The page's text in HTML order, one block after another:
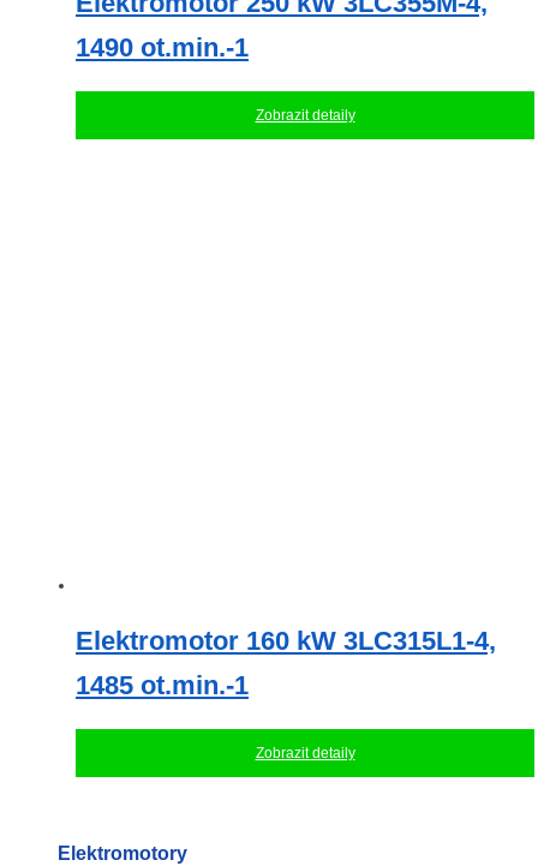
1490 ot.min.-1
Zobrazit detaily
Elektromotor 160 kW 3LC315L1-4,
1485 ot.min.-1
Zobrazit detaily
Elektromotory